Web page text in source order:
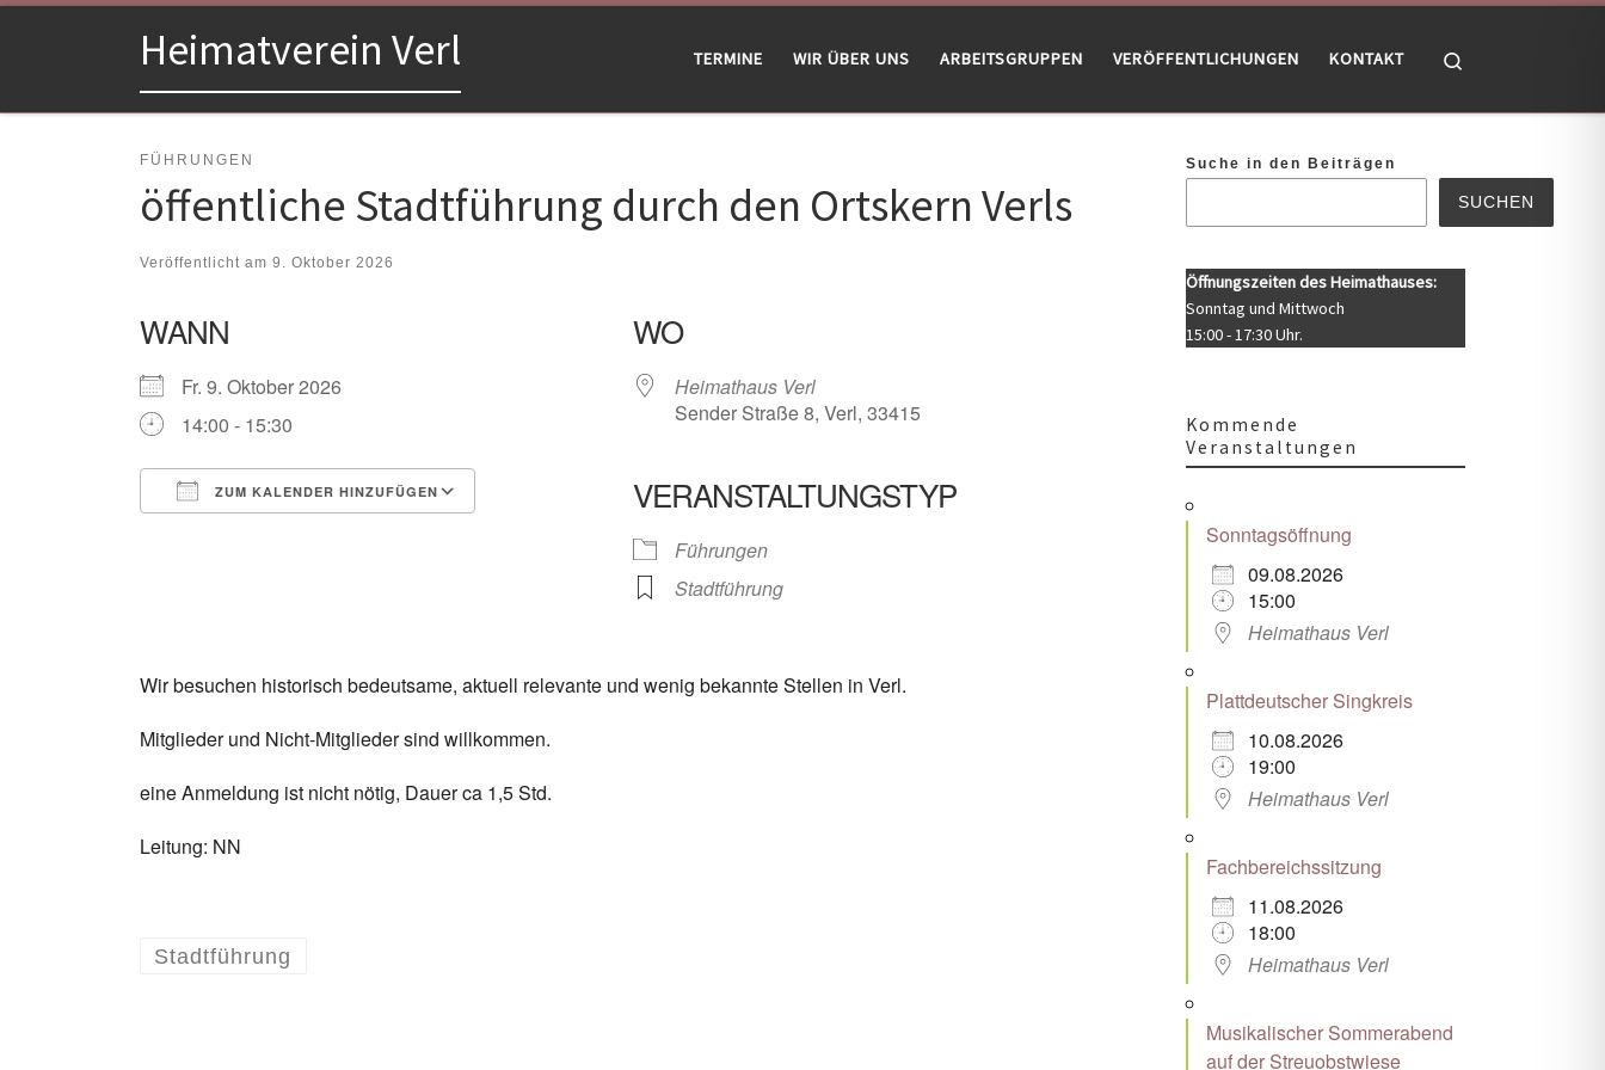
Zum Inhalt springenHeimatverein Verl TERMINE WIR ÜBER UNS ARBEITSGRUPPEN VERÖFFENTLICHUNGEN KONTAKT
FÜHRUNGEN
öffentliche Stadtführung durch den Ortskern Verls
Veröffentlicht am 9. Oktober 2026
WANN
Fr. 9. Oktober 2026
14:00 - 15:30
ZUM KALENDER HINZUFÜGEN
Google Kalender Office 365
WO
Heimathaus Verl
Sender Straße 8, Verl, 33415
VERANSTALTUNGSTYP
Führungen
Stadtführung
Wir besuchen historisch bedeutsame, aktuell relevante und wenig bekannte Stellen in Verl.
Mitglieder und Nicht-Mitglieder sind willkommen.
eine Anmeldung ist nicht nötig, Dauer ca 1,5 Std.
Leitung: NN
Stadtführung
Suche in den Beiträgen
SUCHEN
Öffnungszeiten des Heimathauses:
Sonntag und Mittwoch
15:00 - 17:30 Uhr.
Kommende
Veranstaltungen
Sonntagsöffnung
09.08.2026
15:00
Heimathaus Verl
Plattdeutscher Singkreis
10.08.2026
19:00
Heimathaus Verl
Fachbereichssitzung
11.08.2026
18:00
Heimathaus Verl
Musikalischer Sommerabend
auf der Streuobstwiese